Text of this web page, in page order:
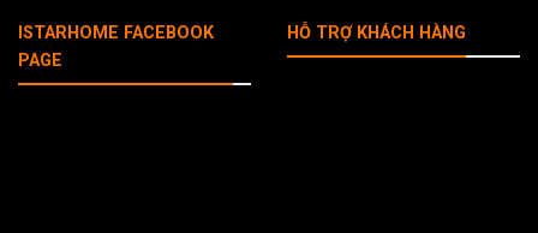
ISTARHOME FACEBOOK
PAGE
HỖ TRỢ KHÁCH HÀNG